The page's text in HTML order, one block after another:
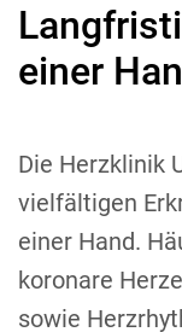
einer
Die Herzklinik
vielfältigen
einer Hand.
koronare
sowie